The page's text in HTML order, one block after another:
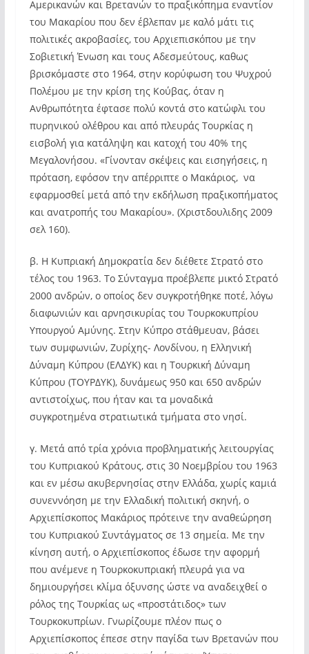
Αμερικανών και Βρετανών το πραξικόπημα εναντίον
του Μακαρίου που δεν έβλεπαν με καλό μάτι τις
πολιτικές ακροβασίες, του Αρχιεπισκόπου με την
Σοβιετική Ένωση και τους Αδεσμεύτους, καθως
βρισκόμαστε στο 1964, στην κορύφωση του Ψυχρού
Πολέμου με την κρίση της Κούβας, όταν η
Ανθρωπότητα έφτασε πολύ κοντά στο κατώφλι του
πυρηνικού ολέθρου και από πλευράς Τουρκίας η
εισβολή για κατάληψη και κατοχή του 40% της
Μεγαλονήσου. «Γίνονταν σκέψεις και εισηγήσεις, η
πρόταση, εφόσον την απέρριπτε ο Μακάριος, να
εφαρμοσθεί μετά από την εκδήλωση πραξικοπήματος
και ανατροπής του Μακαρίου». (Χριστδουλιδης 2009
σελ 160).
β. Η Κυπριακή Δημοκρατία δεν διέθετε Στρατό στο
τέλος του 1963. Το Σύνταγμα προέβλεπε μικτό Στρατό
2000 ανδρών, ο οποίος δεν συγκροτήθηκε ποτέ, λόγω
διαφωνιών και αρνησικυρίας του Τουρκοκυπρίου
Υπουργού Αμύνης. Στην Κύπρο στάθμευαν, βάσει
των συμφωνιών, Ζυρίχης- Λονδίνου, η Ελληνική
Δύναμη Κύπρου (ΕΛΔΥΚ) και η Τουρκική Δύναμη
Κύπρου (ΤΟΥΡΔΥΚ), δυνάμεως 950 και 650 ανδρών
αντιστοίχως, που ήταν και τα μοναδικά
συγκροτημένα στρατιωτικά τμήματα στο νησί.
γ. Μετά από τρία χρόνια προβληματικής λειτουργίας
του Κυπριακού Κράτους, στις 30 Νοεμβρίου του 1963
και εν μέσω ακυβερνησίας στην Ελλάδα, χωρίς καμιά
συνεννόηση με την Ελλαδική πολιτική σκηνή, ο
Αρχιεπίσκοπος Μακάριος πρότεινε την αναθεώρηση
του Κυπριακού Συντάγματος σε 13 σημεία. Με την
κίνηση αυτή, ο Αρχιεπίσκοπος έδωσε την αφορμή
που ανέμενε η Τουρκοκυπριακή πλευρά για να
δημιουργήσει κλίμα όξυνσης ώστε να αναδειχθεί ο
ρόλος της Τουρκίας ως «προστάτιδος» των
Τουρκοκυπρίων. Γνωρίζουμε πλέον πως ο
Αρχιεπίσκοπος έπεσε στην παγίδα των Βρετανών που